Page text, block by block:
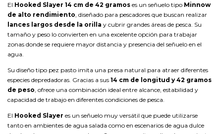
El Hooked Slayer 14 cm de 42 gramos es un señuelo tipo Minnow
de alto rendimiento , diseñado para pescadores que buscan realizar
lances largos desde la orilla y cubrir grandes áreas de pesca. Su
tamaño y peso lo convierten en una excelente opción para trabajar
zonas donde se requiere mayor distancia y presencia del señuelo en el
agua.
Su diseño tipo pez pasto imita una presa natural para atraer diferentes
especies depredadoras. Gracias a sus 14 cm de longitud y 42 gramos
de peso , ofrece una combinación ideal entre alcance, estabilidad y
capacidad de trabajo en diferentes condiciones de pesca.
El Hooked Slayer es un señuelo muy versátil que puede utilizarse
tanto en ambientes de agua salada como en escenarios de agua dulce